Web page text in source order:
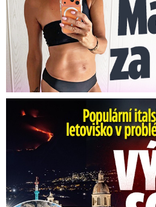
Erupce sicilské sopky Etny: Ruší